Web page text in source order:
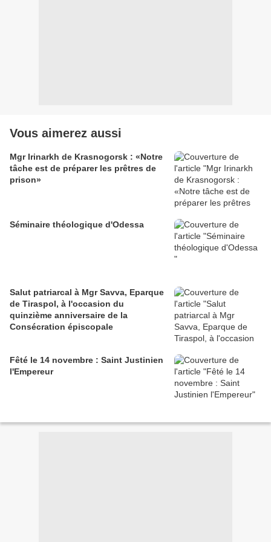
Vous aimerez aussi
Mgr Irinarkh de Krasnogorsk : «Notre
tâche est de préparer les prêtres de
prison»
Séminaire théologique d'Odessa
Salut patriarcal à Mgr Savva, Eparque
de Tiraspol, à l'occasion du
quinzième anniversaire de la
Consécration épiscopale
Fêté le 14 novembre : Saint Justinien
l'Empereur